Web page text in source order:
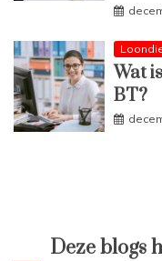
Wat
BT?
Deze blogs